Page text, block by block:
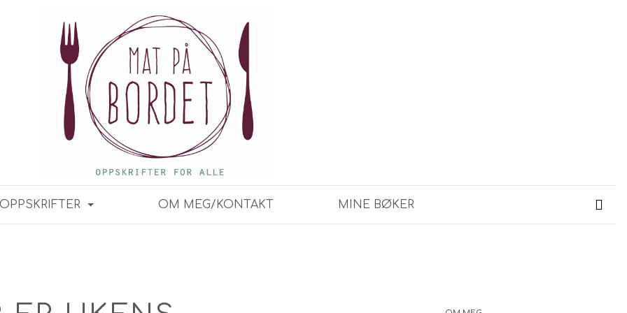
OM MEG/KONTAKT MINE BØKER